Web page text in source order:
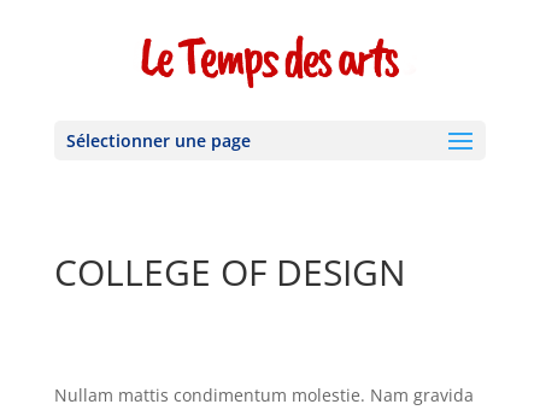
Sélectionner une page
COLLEGE OF DESIGN
Nullam mattis condimentum molestie. Nam gravida